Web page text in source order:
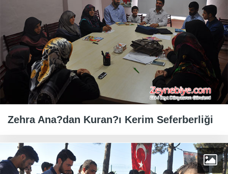
Zehra Ana?dan Kuran?ı Kerim Seferberliği